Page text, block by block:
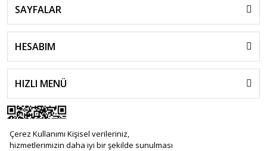
Çerez Kullanımı Kişisel verileriniz,
hizmetlerimizin daha iyi bir şekilde sunulması
SAYFALAR
HESABIM
HIZLI MENÜ